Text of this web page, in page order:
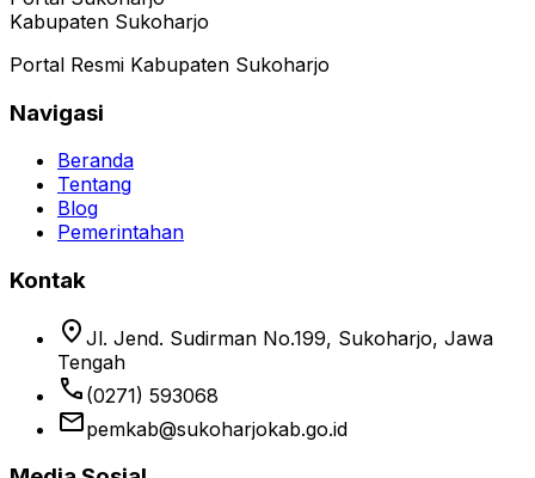
Kabupaten Sukoharjo
Portal Resmi Kabupaten Sukoharjo
Navigasi
Beranda
Tentang
Blog
Pemerintahan
Kontak
location_on Jl. Jend. Sudirman No.199, Sukoharjo, Jawa
Tengah
phone (0271) 593068
emailpemkab@sukoharjokab.go.id